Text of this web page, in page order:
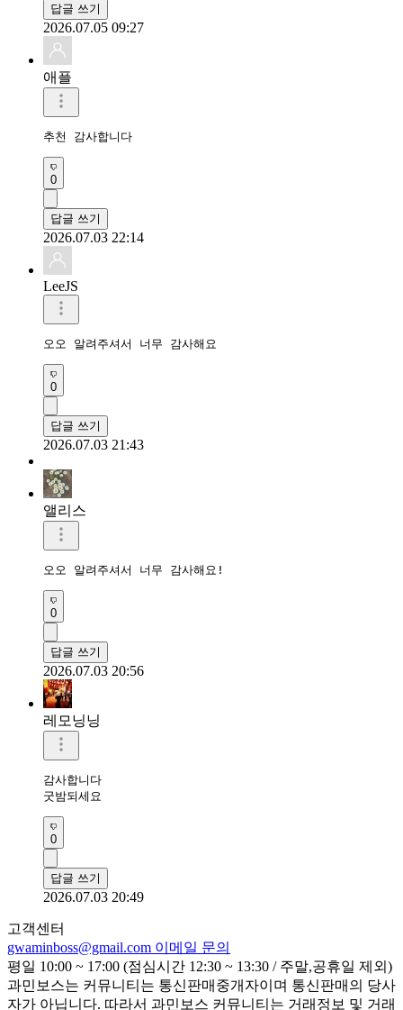
답글 쓰기
2026.07.05 09:27
애플
추천 감사합니다
0
답글 쓰기
2026.07.03 22:14
LeeJS
오오 알려주셔서 너무 감사해요
0
답글 쓰기
2026.07.03 21:43
앨리스
오오 알려주셔서 너무 감사해요!
0
답글 쓰기
2026.07.03 20:56
레모닝닝
감사합니다
굿밤되세요
0
답글 쓰기
2026.07.03 20:49
고객센터
gwaminboss@gmail.com 이메일 문의
평일 10:00 ~ 17:00 (점심시간 12:30 ~ 13:30 / 주말,공휴일 제외)
과민보스는 커뮤니티는 통신판매중개자이며 통신판매의 당사
자가 아닙니다. 따라서 과민보스 커뮤니티는 거래정보 및 거래